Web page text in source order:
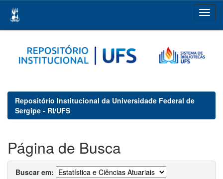
navigation
Repositório Institucional da Universidade Federal de
Sergipe - RI/UFS
Página de Busca
Buscar em: